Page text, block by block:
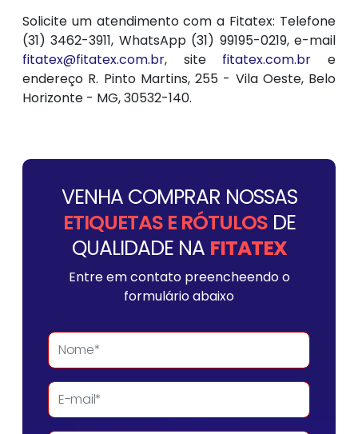
Solicite um atendimento com a Fitatex: Telefone
(31) 3462-3911, WhatsApp (31) 99195-0219, e-mail
fitatex@fitatex.com.br, site fitatex.com.br e
endereço R. Pinto Martins, 255 - Vila Oeste, Belo
Horizonte - MG, 30532-140.
VENHA COMPRAR NOSSAS
ETIQUETAS E RÓTULOSDE
QUALIDADE NA FITATEX
Entre em contato preencheendo o
formulário abaixo